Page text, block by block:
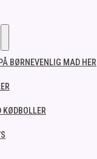
BØRNEVENLIG MAD HER
KØDBOLLER